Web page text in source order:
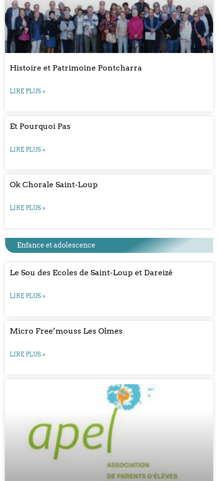
Histoire et Patrimoine Pontcharra
LIRE PLUS »
Et Pourquoi Pas
LIRE PLUS »
Ok Chorale Saint-Loup
LIRE PLUS »
Enfance et adolescence
Le Sou des Ecoles de Saint-Loup et Dareizé
LIRE PLUS »
Micro Free’mouss Les Olmes
LIRE PLUS »